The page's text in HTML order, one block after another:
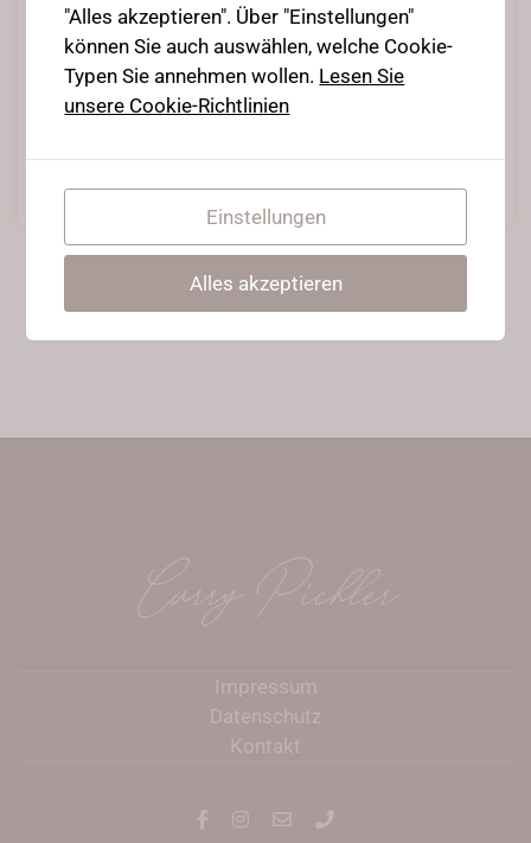
Es ist wahr, dass sich der obere Rücken nicht von selbst
anatomisch nach hinten beugen kann: Die Brustwirbelsäule ist
zum Verdrehen und nicht zum Strecken des Rückens
vorgesehen. Schlangenmenschen jedoch haben spezielle Tricks
Carry Pichler
Impressum
Datenschutz
Kontakt
"Alles akzeptieren". Über "Einstellungen"
können Sie auch auswählen, welche Cookie-
Typen Sie annehmen wollen. Lesen Sie
unsere Cookie-Richtlinien
Einstellungen
Alles akzeptieren